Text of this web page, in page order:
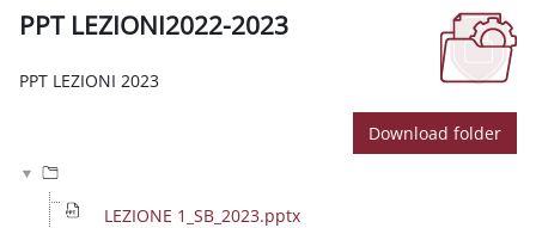
PPT LEZIONI2022-2023
PPT LEZIONI 2023
Download folder
LEZIONE 1_SB_2023.pptx